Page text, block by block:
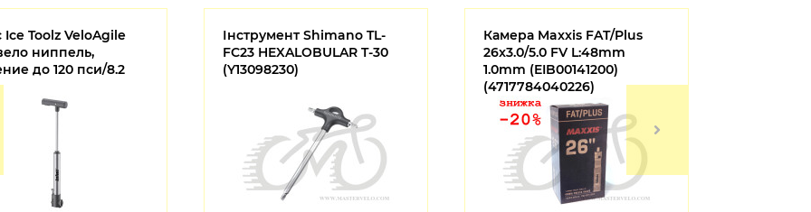
серый + черный.
г.
Ice Toolz VeloAgile
ниппель,
до 120 пси/8.2
Інструмент Shimano TL-
FC23 HEXALOBULAR T-30
(Y13098230)
Камера Maxxis FAT/Plus
26x3.0/5.0 FV L:48mm
1.0mm (EIB00141200)
(4717784040226)